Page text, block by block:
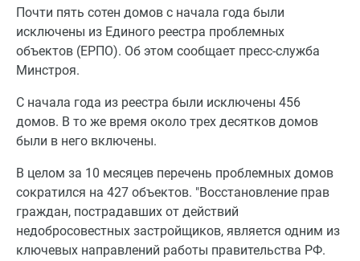
Почти пять сотен домов с начала года были
исключены из Единого реестра проблемных
объектов (ЕРПО). Об этом сообщает пресс-служба
Минстроя.
С начала года из реестра были исключены 456
домов. В то же время около трех десятков домов
были в него включены.
В целом за 10 месяцев перечень проблемных домов
сократился на 427 объектов. "Восстановление прав
граждан, пострадавших от действий
недобросовестных застройщиков, является одним из
ключевых направлений работы правительства РФ.